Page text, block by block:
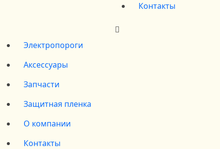
Контакты
Электропороги
Аксессуары
Запчасти
Защитная пленка
О компании
Контакты